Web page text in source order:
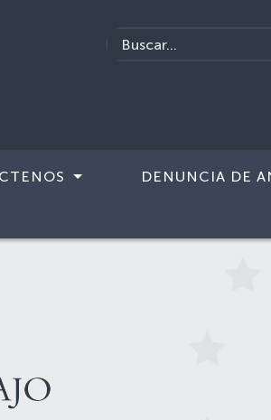
DENUNCIA DE